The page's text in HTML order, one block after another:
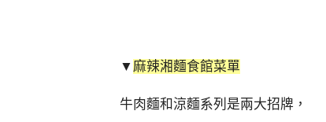
▼麻辣湘麵食館菜單
牛肉麵和涼麵系列是兩大招牌，